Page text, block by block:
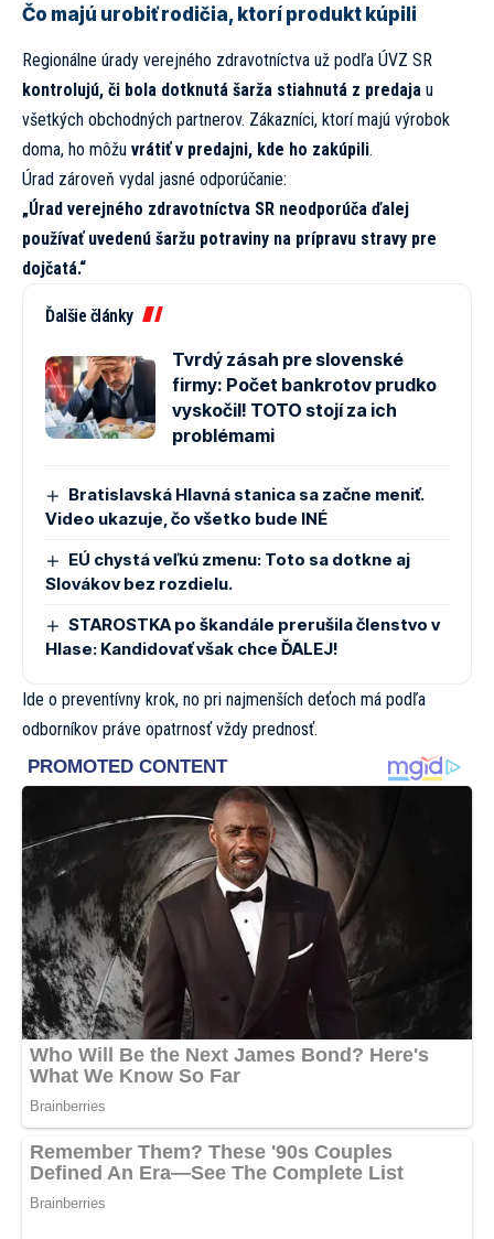
Čo majú urobiť rodičia, ktorí produkt kúpili
Regionálne úrady verejného zdravotníctva už podľa ÚVZ SR
kontrolujú, či bola dotknutá šarža stiahnutá z predaja u
všetkých obchodných partnerov. Zákazníci, ktorí majú výrobok
doma, ho môžu vrátiť v predajni, kde ho zakúpili.
Úrad zároveň vydal jasné odporúčanie:
„Úrad verejného zdravotníctva SR neodporúča ďalej
používať uvedenú šaržu potraviny na prípravu stravy pre
dojčatá.“
Ďalšie články
Tvrdý zásah pre slovenské
firmy: Počet bankrotov prudko
vyskočil! TOTO stojí za ich
problémami
Bratislavská Hlavná stanica sa začne meniť.
Video ukazuje, čo všetko bude INÉ
EÚ chystá veľkú zmenu: Toto sa dotkne aj
Slovákov bez rozdielu.
STAROSTKA po škandále prerušila členstvo v
Hlase: Kandidovať však chce ĎALEJ!
Ide o preventívny krok, no pri najmenších deťoch má podľa
odborníkov práve opatrnosť vždy prednosť.